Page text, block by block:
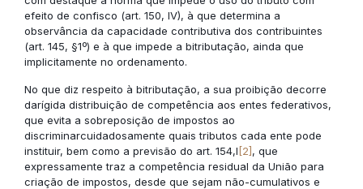
efeito de confisco (art. 150, IV), à que determina a
observância da capacidade contributiva dos contribuintes
(art. 145, §1º) e à que impede a bitributação, ainda que
implicitamente no ordenamento.
No que diz respeito à bitributação, a sua proibição decorre
darígida distribuição de competência aos entes federativos,
que evita a sobreposição de impostos ao
discriminarcuidadosamente quais tributos cada ente pode
instituir, bem como a previsão do art. 154,I [2], que
expressamente traz a competência residual da União para
criação de impostos, desde que sejam não-cumulativos e